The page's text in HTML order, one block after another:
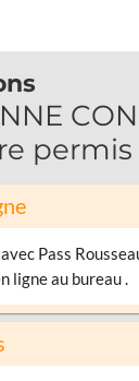
Pass
ligne au bureau .